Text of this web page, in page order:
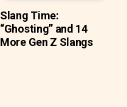
Slang Time:
“Ghosting” and 14
More Gen Z Slangs